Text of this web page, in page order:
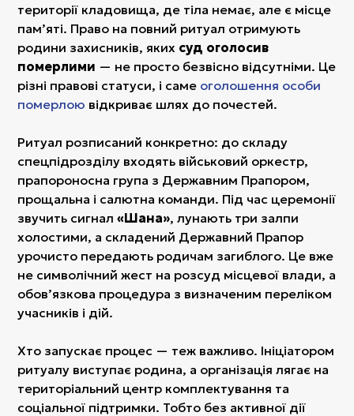
території кладовища, де тіла немає, але є місце
пам’яті. Право на повний ритуал отримують
родини захисників, яких суд оголосив
померлими — не просто безвісно відсутніми. Це
різні правові статуси, і саме оголошення особи
померлою відкриває шлях до почестей.
Ритуал розписаний конкретно: до складу
спецпідрозділу входять військовий оркестр,
прапороносна група з Державним Прапором,
прощальна і салютна команди. Під час церемонії
звучить сигнал«Шана», лунають три залпи
холостими, а складений Державний Прапор
урочисто передають родичам загиблого. Це вже
не символічний жест на розсуд місцевої влади, а
обов’язкова процедура з визначеним переліком
учасників і дій.
Хто запускає процес — теж важливо. Ініціатором
ритуалу виступає родина, а організація лягає на
територіальний центр комплектування та
соціальної підтримки. Тобто без активної дії